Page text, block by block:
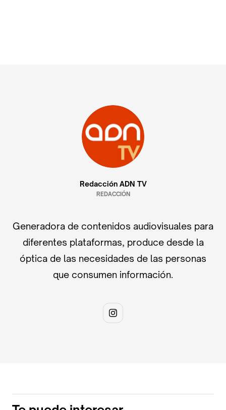
Redacción ADN TV
REDACCIÓN
Generadora de contenidos audiovisuales para
diferentes plataformas, produce desde la
óptica de las necesidades de las personas
que consumen información.